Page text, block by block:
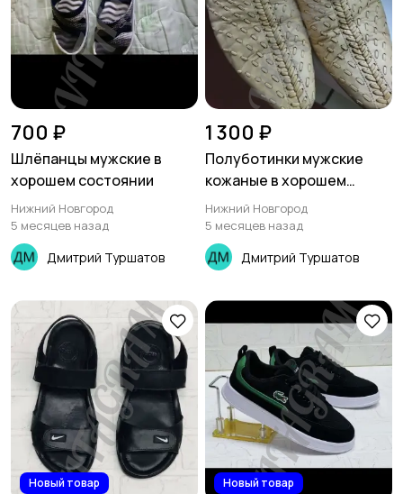
700 ₽
Шлёпанцы мужские в
хорошем состоянии
Нижний Новгород
5 месяцев назад
Дмитрий Туршатов
1 300 ₽
Полуботинки мужские
кожаные в хорошем
состоянии
Нижний Новгород
5 месяцев назад
Дмитрий Туршатов
Новый товар Новый товар